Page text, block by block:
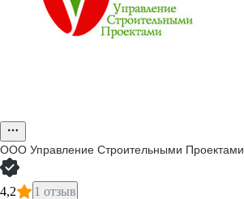
ООО Управление Строительными Проектами
4,2 1 отзыв